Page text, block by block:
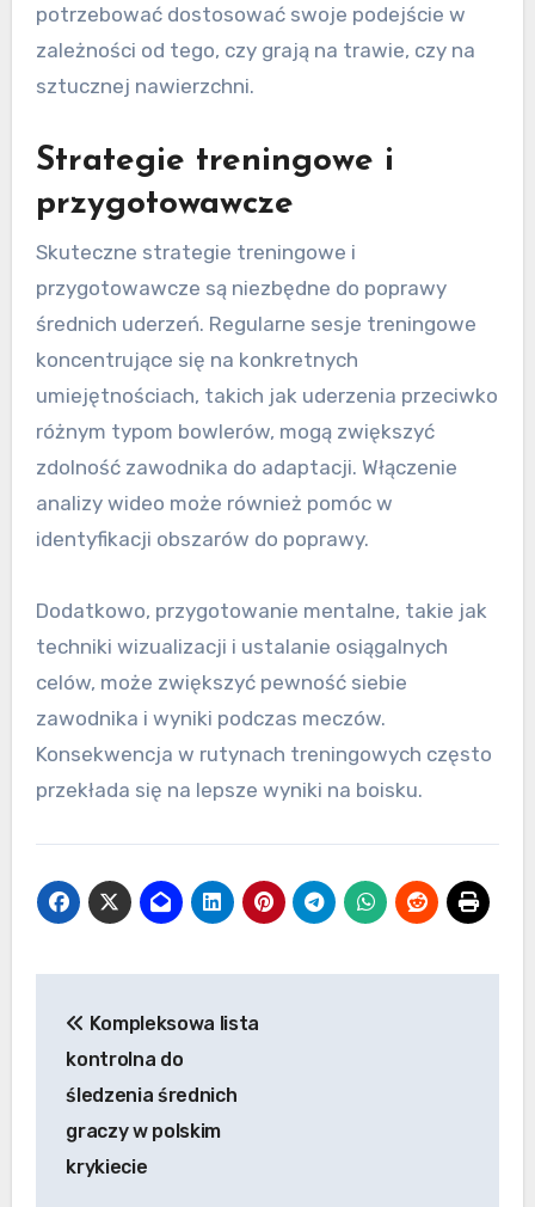
potrzebować dostosować swoje podejście w
zależności od tego, czy grają na trawie, czy na
sztucznej nawierzchni.
Strategie treningowe i
przygotowawcze
Skuteczne strategie treningowe i
przygotowawcze są niezbędne do poprawy
średnich uderzeń. Regularne sesje treningowe
koncentrujące się na konkretnych
umiejętnościach, takich jak uderzenia przeciwko
różnym typom bowlerów, mogą zwiększyć
zdolność zawodnika do adaptacji. Włączenie
analizy wideo może również pomóc w
identyfikacji obszarów do poprawy.
Dodatkowo, przygotowanie mentalne, takie jak
techniki wizualizacji i ustalanie osiągalnych
celów, może zwiększyć pewność siebie
zawodnika i wyniki podczas meczów.
Konsekwencja w rutynach treningowych często
przekłada się na lepsze wyniki na boisku.
navigation
Kompleksowa lista
kontrolna do
śledzenia średnich
graczy w polskim
krykiecie